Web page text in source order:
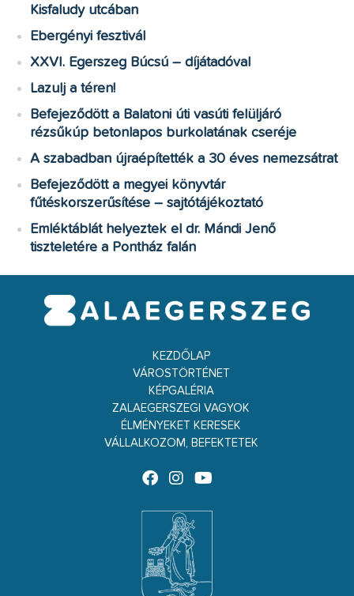
Kisfaludy utcában
Ebergényi fesztivál
XXVI. Egerszeg Búcsú – díjátadóval
Lazulj a téren!
Befejeződött a Balatoni úti vasúti felüljáró
rézsűkúp betonlapos burkolatának cseréje
A szabadban újraépítették a 30 éves nemezsátrat
Befejeződött a megyei könyvtár
fűtéskorszerűsítése – sajtótájékoztató
Emléktáblát helyeztek el dr. Mándi Jenő
tiszteletére a Pontház falán
KEZDŐLAP
VÁROSTÖRTÉNET
KÉPGALÉRIA
ZALAEGERSZEGI VAGYOK
ÉLMÉNYEKET KERESEK
VÁLLALKOZOM, BEFEKTETEK